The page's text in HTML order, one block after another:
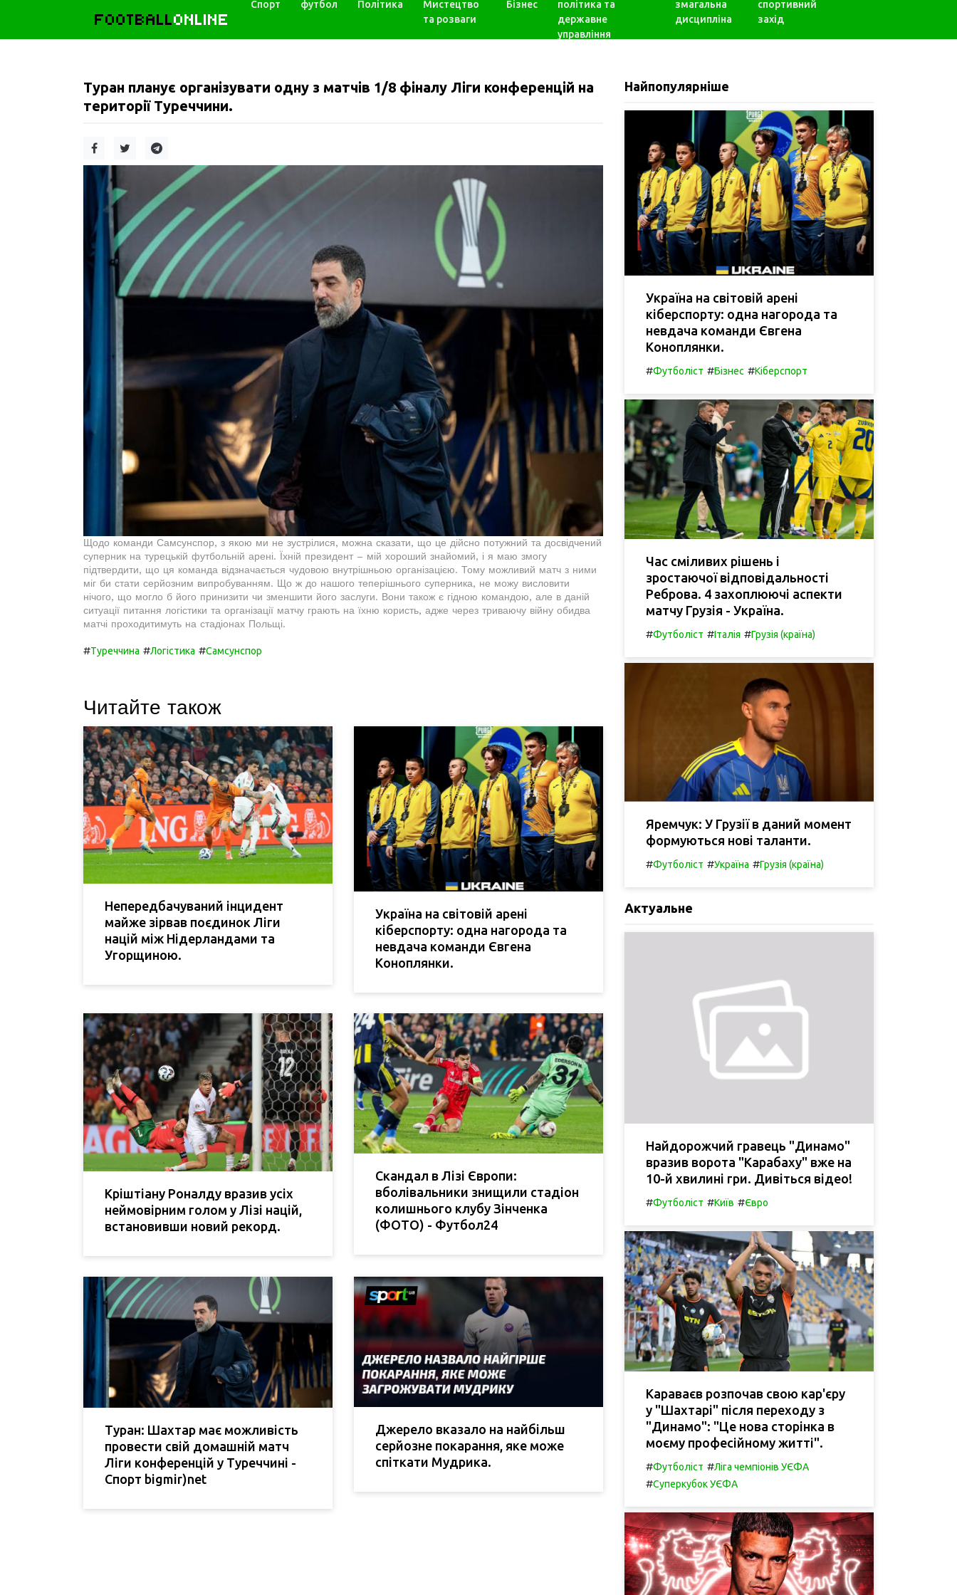
FOOTBALLONLINE
Спорт футбол Політика
Мистецтво
та розваги
Бізнес
політика та
державне
управління
змагальна
дисципліна
спортивний
захід
Туран планує організувати одну з матчів 1/8 фіналу Ліги конференцій на
території Туреччини.
Щодо команди Самсунспор, з якою ми не зустрілися, можна сказати, що це дійсно потужний та досвідчений
суперник на турецькій футбольній арені. Їхній президент – мій хороший знайомий, і я маю змогу
підтвердити, що ця команда відзначається чудовою внутрішньою організацією. Тому можливий матч з ними
міг би стати серйозним випробуванням. Що ж до нашого теперішнього суперника, не можу висловити
нічого, що могло б його принизити чи зменшити його заслуги. Вони також є гідною командою, але в даній
ситуації питання логістики та організації матчу грають на їхню користь, адже через триваючу війну обидва
матчі проходитимуть на стадіонах Польщі.
#Туреччина #Логістика #Самсунспор
Читайте також
Непередбачуваний інцидент
майже зірвав поєдинок Ліги
націй між Нідерландами та
Угорщиною.
Україна на світовій арені
кіберспорту: одна нагорода та
невдача команди Євгена
Коноплянки.
Кріштіану Роналду вразив усіх
неймовірним голом у Лізі націй,
встановивши новий рекорд.
Скандал в Лізі Європи:
вболівальники знищили стадіон
колишнього клубу Зінченка
(ФОТО) - Футбол24
Туран: Шахтар має можливість
провести свій домашній матч
Ліги конференцій у Туреччині -
Спорт bigmir)net
Джерело вказало на найбільш
серйозне покарання, яке може
спіткати Мудрика.
Найпопулярніше
Україна на світовій арені
кіберспорту: одна нагорода та
невдача команди Євгена
Коноплянки.
#Футболіст #Бізнес #Кіберспорт
Час сміливих рішень і
зростаючої відповідальності
Реброва. 4 захоплюючі аспекти
матчу Грузія - Україна.
#Футболіст #Італія #Грузія (країна)
Яремчук: У Грузії в даний момент
формуються нові таланти.
#Футболіст #Україна #Грузія (країна)
Актуальне
Найдорожчий гравець "Динамо"
вразив ворота "Карабаху" вже на
10-й хвилині гри. Дивіться відео!
#Футболіст #Київ #Євро
Караваєв розпочав свою кар'єру
у "Шахтарі" після переходу з
"Динамо": "Це нова сторінка в
моєму професійному житті".
#Футболіст #Ліга чемпіонів УЄФА
#Суперкубок УЄФА